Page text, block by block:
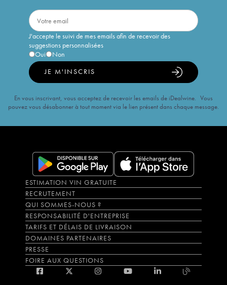
J'accepte le suivi de mes emails afin de recevoir des
suggestions personnalisées
Oui
Non
JE M'INSCRIS
En vous inscrivant, vous acceptez de recevoir les emails de iDealwine. Vous
pouvez vous désabonner à tout moment via le lien présent dans chaque message.
ESTIMATION VIN GRATUITE
RECRUTEMENT
QUI SOMMES-NOUS ?
RESPONSABILITÉ D'ENTREPRISE
TARIFS ET DÉLAIS DE LIVRAISON
DOMAINES PARTENAIRES
PRESSE
FOIRE AUX QUESTIONS